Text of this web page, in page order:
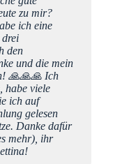
zu mir?
ich eine
drei
den
und die mein
🙏🙏🙏 Ich
habe viele
ich auf
gelesen
Danke dafür
mehr), ihr